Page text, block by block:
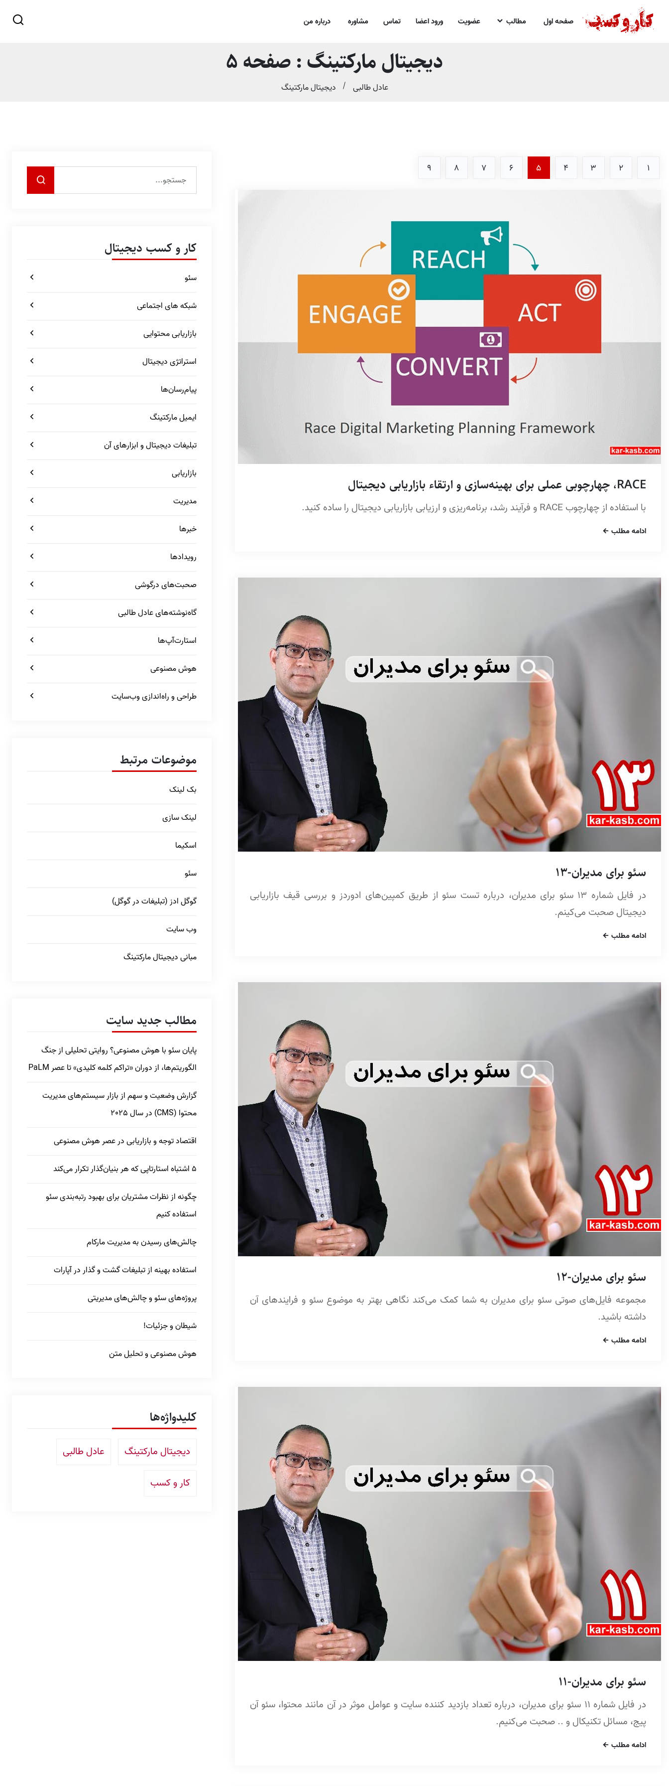
صفحه اول مطالب عضویت ورود اعضا تماس مشاوره درباره من
دیجیتال مارکتینگ : صفحه 5
عادل طالبی دیجیتال مارکتینگ
1
2
3
4
5
6
7
8
9
RACE، چهارچوبی عملی برای بهینه‌سازی و ارتقاء بازاریابی دیجیتال
با استفاده از چهارچوب RACE و فرآیند رشد، برنامه‌ریزی و ارزیابی بازاریابی دیجیتال را ساده کنید.
ادامه مطلب
سئو برای مدیران-13
در فایل شماره 13 سئو برای مدیران، درباره تست سئو از طریق کمپین‌های ادوردز و بررسی قیف بازاریابی
دیجیتال صحبت می‌کینم.
ادامه مطلب
سئو برای مدیران-12
مجموعه فایل‌های صوتی سئو برای مدیران به شما کمک می‌کند نگاهی بهتر به موضوع سئو و فرایندهای آن
داشته باشید.
ادامه مطلب
سئو برای مدیران-11
در فایل شماره 11 سئو برای مدیران، درباره تعداد بازدید کننده سایت و عوامل موثر در آن مانند محتوا، سئو آن
پیج، مسائل تکنیکال و .. صحبت می‌کنیم.
ادامه مطلب
کار و کسب دیجیتال
سئو
شبکه های اجتماعی
بازاریابی محتوایی
استراتژی دیجیتال
پیام‌رسان‌ها
ایمیل مارکتینگ
تبلیغات دیجیتال و ابزارهای آن
بازاریابی
مدیریت
خبرها
رویدادها
صحبت‌های درگوشی
گاه‌نوشته‌های عادل طالبی
استارت‌آپ‌ها
هوش مصنوعی
طراحی و راه‌اندازی وب‌سایت
موضوعات مرتبط
بک لینک
لینک سازی
اسکیما
سئو
گوگل ادز (تبلیغات در گوگل)
وب سایت
مبانی دیجیتال مارکتینگ
مطالب جدید سایت
پایان سئو با هوش مصنوعی؟ روایتی تحلیلی از جنگ
الگوریتم‌ها، از دوران «تراکم کلمه کلیدی» تا عصر PaLM
گزارش وضعیت و سهم از بازار سیستم‌های مدیریت
محتوا (CMS) در سال 2025
اقتصاد توجه و بازاریابی در عصر هوش مصنوعی
5 اشتباه استارتاپی که هر بنیان‌گذار تکرار می‌کند
چگونه از نظرات مشتریان برای بهبود رتبه‌بندی سئو
استفاده کنیم
چالش‌های رسیدن به مدیریت مارکام
استفاده بهینه از تبلیغات گشت و گذار در آپارات
پروژه‌های سئو و چالش‌های مدیریتی
شیطان و جزئیات!
هوش مصنوعی و تحلیل متن
کلیدواژه‌ها
دیجیتال مارکتینگ عادل طالبی
کار و کسب